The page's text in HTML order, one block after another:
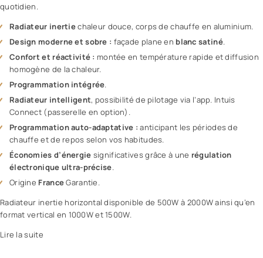
quotidien.
Radiateur inertiechaleur douce, corps de chauffe en aluminium.
Design moderne et sobre : façade plane en blanc satiné.
Confort et réactivité : montée en température rapide et diffusion
homogène de la chaleur.
Programmation intégrée.
Radiateur intelligent, possibilité de pilotage via l’app. Intuis
Connect (passerelle en option).
Programmation auto-adaptative : anticipant les périodes de
chauffe et de repos selon vos habitudes.
Économies d’énergie significatives grâce à une régulation
électronique ultra-précise.
Origine FranceGarantie.
Radiateur inertie horizontal disponible de 500W à 2000W ainsi qu’en
format vertical en 1000W et 1500W.
Lire la suite